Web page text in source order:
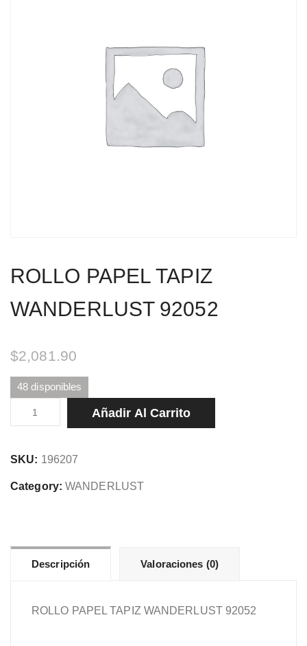
ROLLO PAPEL TAPIZ
WANDERLUST 92052
$2,081.90
48 disponibles
ROLLO
PAPEL
WANDERLUST
92052
Añadir Al Carrito
SKU: 196207
Category: WANDERLUST
Descripción Valoraciones (0)
ROLLO PAPEL TAPIZ WANDERLUST 92052